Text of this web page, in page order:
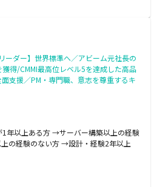
ーダー】世界標準へ／アビーム元社長の
得/CMMI最高位レベル5を達成した高品
支援／PM・専門職、意志を尊重するキ
1年以上ある方 →サーバー構築以上の経験
の経験のない方 →設計・経験2年以上